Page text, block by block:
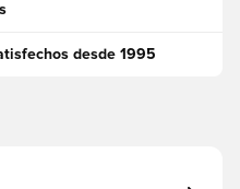
desde 1995